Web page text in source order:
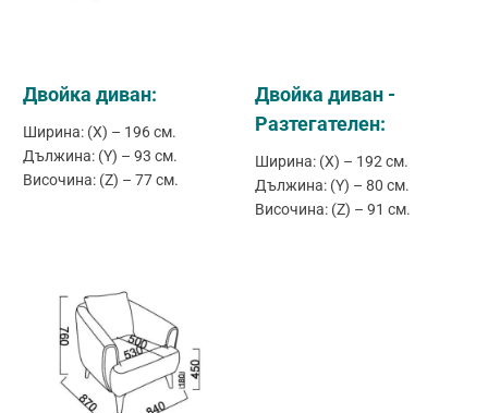
Двойка диван:
Ширина: (X) – 196 см.
Дължина: (Y) – 93 см.
Височина: (Z) – 77 см.
Двойка диван -
Разтегателен:
Ширина: (X) – 192 см.
Дължина: (Y) – 80 см.
Височина: (Z) – 91 см.